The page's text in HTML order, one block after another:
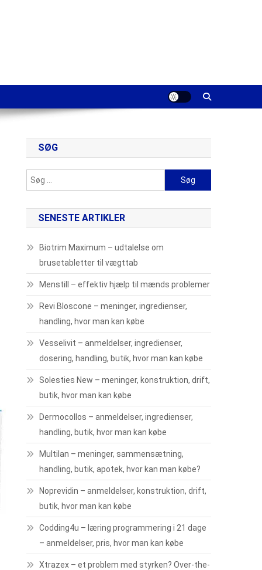
SØG
efter:
SENESTE ARTIKLER
Biotrim Maximum – udtalelse om
brusetabletter til vægttab
Menstill – effektiv hjælp til mænds problemer
Revi Bloscone – meninger, ingredienser,
handling, hvor man kan købe
Vesselivit – anmeldelser, ingredienser,
dosering, handling, butik, hvor man kan købe
Solesties New – meninger, konstruktion, drift,
butik, hvor man kan købe
Dermocollos – anmeldelser, ingredienser,
handling, butik, hvor man kan købe
Multilan – meninger, sammensætning,
handling, butik, apotek, hvor kan man købe?
Noprevidin – anmeldelser, konstruktion, drift,
butik, hvor man kan købe
Codding4u – læring programmering i 21 dage
– anmeldelser, pris, hvor man kan købe
Xtrazex – et problem med styrken? Over-the-